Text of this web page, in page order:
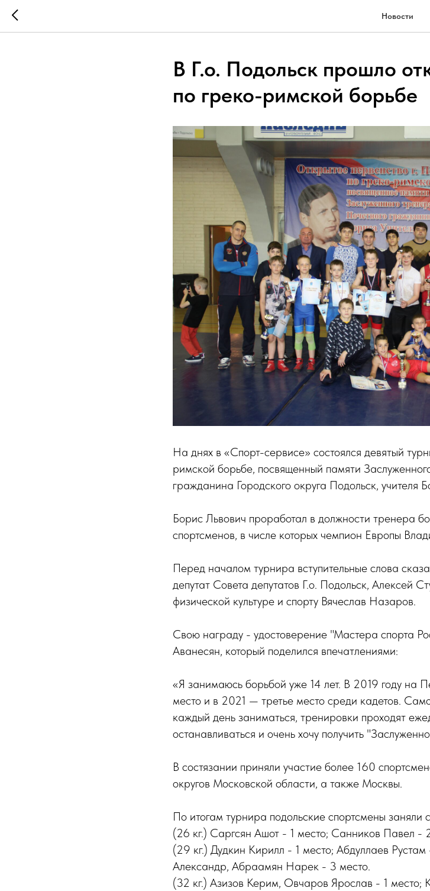
Новости
В Г.о. Подольск прошло
по греко-римской борьбе
На днях в «Спорт-сервисе» состоялся девятый
римской борьбе, посвященный памяти
гражданина Городского округа Подольск, учителя
Борис Львович проработал в должности тренера
спортсменов, в числе которых чемпион Европы
Перед началом турнира вступительные слова
депутат Совета депутатов Г.о. Подольск, Алексей
физической культуре и спорту Вячеслав Назаров.
Свою награду - удостоверение "Мастера спорта
Аванесян, который поделился впечатлениями:
«Я занимаюсь борьбой уже 14 лет. В 2019 году на
место и в 2021 — третье место среди кадетов.
каждый день заниматься, тренировки проходят
останавливаться и очень хочу получить
В состязании приняли участие более 160
округов Московской области, а также Москвы.
По итогам турнира подольские спортсмены заняли
(26 кг.) Саргсян Ашот - 1 место; Санников Павел -
(29 кг.) Дудкин Кирилл - 1 место; Абдуллаев
Александр, Абраамян Нарек - 3 место.
(32 кг.) Азизов Керим, Овчаров Ярослав - 1 место;